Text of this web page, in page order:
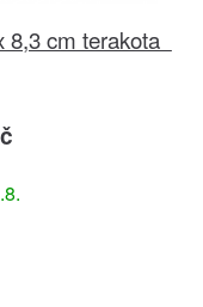
8,3 cm terakota